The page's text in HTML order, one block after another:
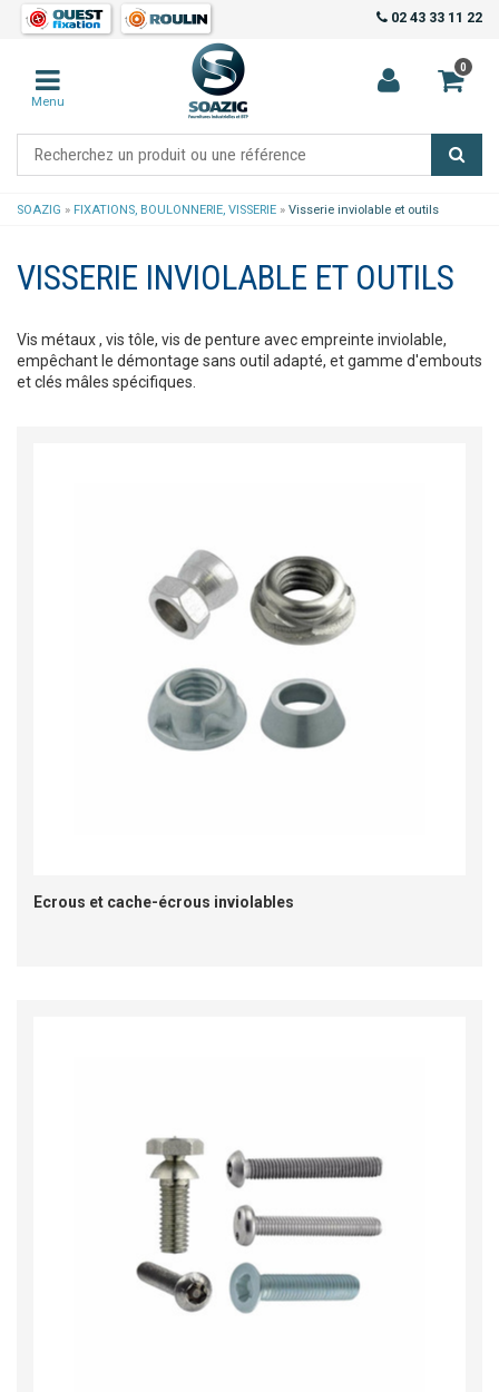
02 43 33 11 22
0
Menu
SOAZIG » FIXATIONS, BOULONNERIE, VISSERIE » Visserie inviolable et outils
VISSERIE INVIOLABLE ET OUTILS
Vis métaux , vis tôle, vis de penture avec empreinte inviolable,
empêchant le démontage sans outil adapté, et gamme d'embouts
et clés mâles spécifiques.
Ecrous et cache-écrous inviolables